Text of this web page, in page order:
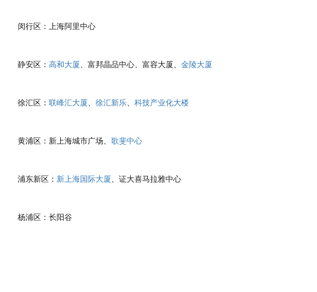
闵行区：上海阿里中心
静安区： 高和大厦 、富邦晶品中心、富容大厦、 金陵大厦
徐汇区： 联峰汇大厦 徐汇新乐 科技产业化大楼
黄浦区：新上海城市广场、 歌斐中心
浦东新区： 新上海国际大厦 、证大喜马拉雅中心
杨浦区：长阳谷